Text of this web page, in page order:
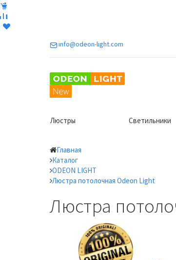
info@odeon-light.com
Люстры Светильники
Главная
Каталог
ODEON LIGHT
Люстра потолочная Odeon Light
Люстра